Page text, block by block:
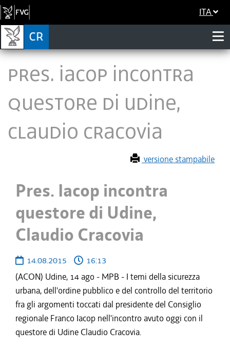
ITA
Pres. Iacop incontra
questore di Udine,
Claudio Cracovia
versione stampabile
Pres. Iacop incontra
questore di Udine,
Claudio Cracovia
14.08.2015
16:13
(ACON) Udine, 14 ago - MPB - I temi della sicurezza
urbana, dell'ordine pubblico e del controllo del territorio
fra gli argomenti toccati dal presidente del Consiglio
regionale Franco Iacop nell'incontro avuto oggi con il
questore di Udine Claudio Cracovia.